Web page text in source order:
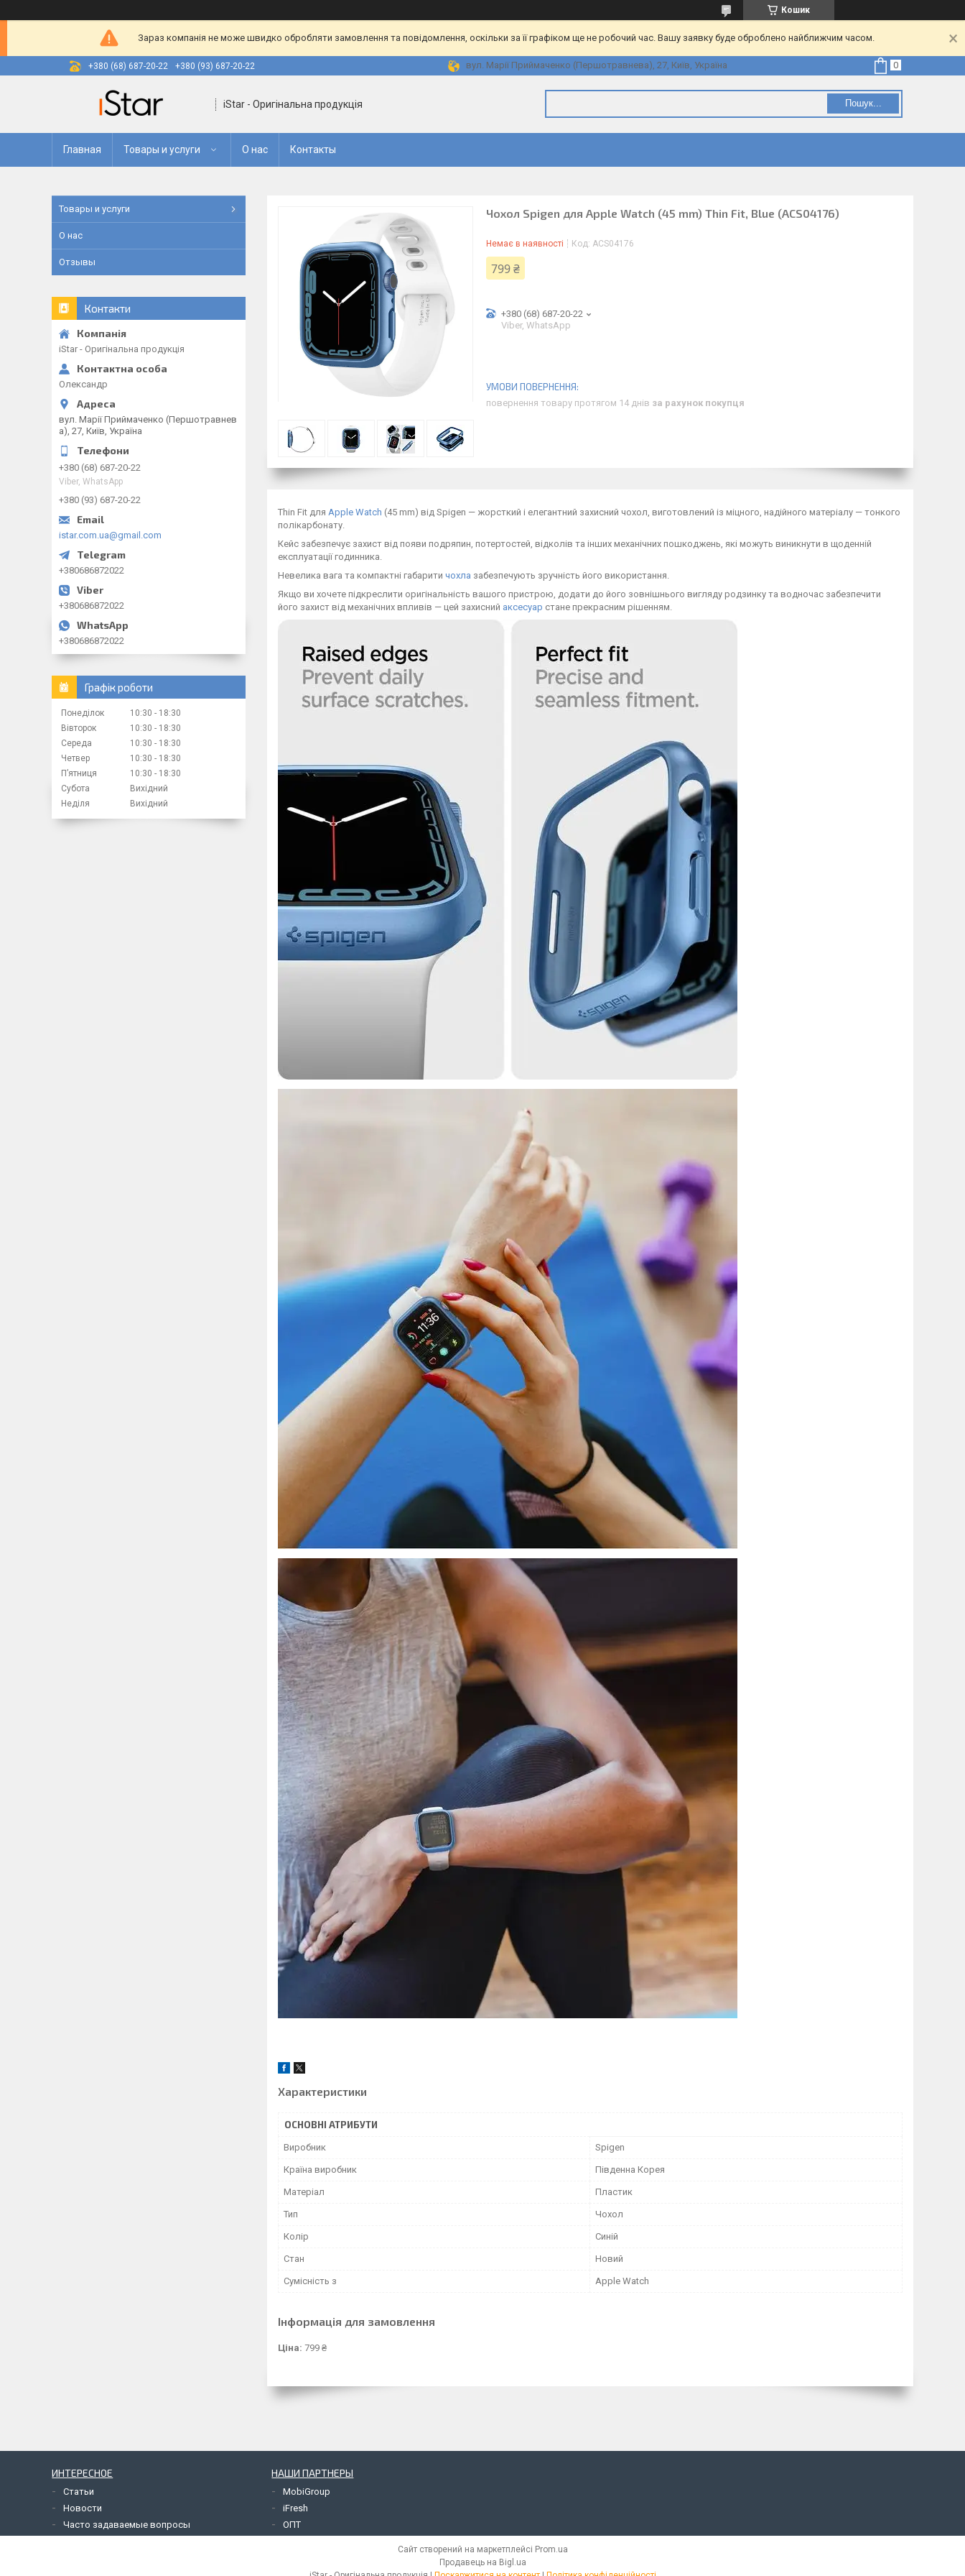
Кошик
Зараз компанія не може швидко обробляти замовлення та повідомлення, оскільки за її графіком ще не робочий час. Вашу заявку буде оброблено найближчим часом.
+380 (68) 687-20-22 +380 (93) 687-20-22 вул. Марії Приймаченко (Першотравнева), 27, Київ, Україна
iStar - Оригінальна продукція Пошук...
Главная Товары и услуги О нас Контакты
Чохол Spigen для Apple Watch (45 mm) Thin Fit, Blue (ACS04176)
Немає в наявності Код: ACS04176
799 ₴
+380 (68) 687-20-22
Viber, WhatsApp
повернення товару протягом 14 днів за рахунок покупця
Thin Fit для Apple Watch (45 mm) від Spigen — жорсткий і елегантний захисний чохол, виготовлений із міцного, надійного матеріалу — тонкого
полікарбонату.
Кейс забезпечує захист від появи подряпин, потертостей, відколів та інших механічних пошкоджень, які можуть виникнути в щоденній
експлуатації годинника.
Невелика вага та компактні габарити чохла забезпечують зручність його використання.
Якщо ви хочете підкреслити оригінальність вашого пристрою, додати до його зовнішнього вигляду родзинку та водночас забезпечити
його захист від механічних впливів — цей захисний аксесуар стане прекрасним рішенням.
Характеристики
ОСНОВНІ АТРИБУТИ
Виробник Spigen
Країна виробник Південна Корея
Матеріал Пластик
Тип Чохол
Колір Синій
Стан Новий
Сумісність з Apple Watch
Інформація для замовлення
Ціна: 799 ₴
Товары и услуги
О нас
Отзывы
Контакти
iStar - Оригінальна продукція
Олександр
вул. Марії Приймаченко (Першотравнев
а), 27, Київ, Україна
+380 (68) 687-20-22
Viber, WhatsApp
+380 (93) 687-20-22
istar.com.ua@gmail.com
+380686872022
+380686872022
+380686872022
Графік роботи
Понеділок 10:30
18:30
Вівторок
10:30
18:30
Середа
10:30
18:30
Четвер
10:30
18:30
Пʼятниця
10:30
18:30
Субота
Вихідний
Неділя
Вихідний
ИНТЕРЕСНОЕ
Статьи
Новости
Часто задаваемые вопросы
НАШИ ПАРТНЕРЫ
MobiGroup
iFresh
ОПТ
Сайт створений на маркетплейсі Prom.ua
Продавець на Bigl.ua